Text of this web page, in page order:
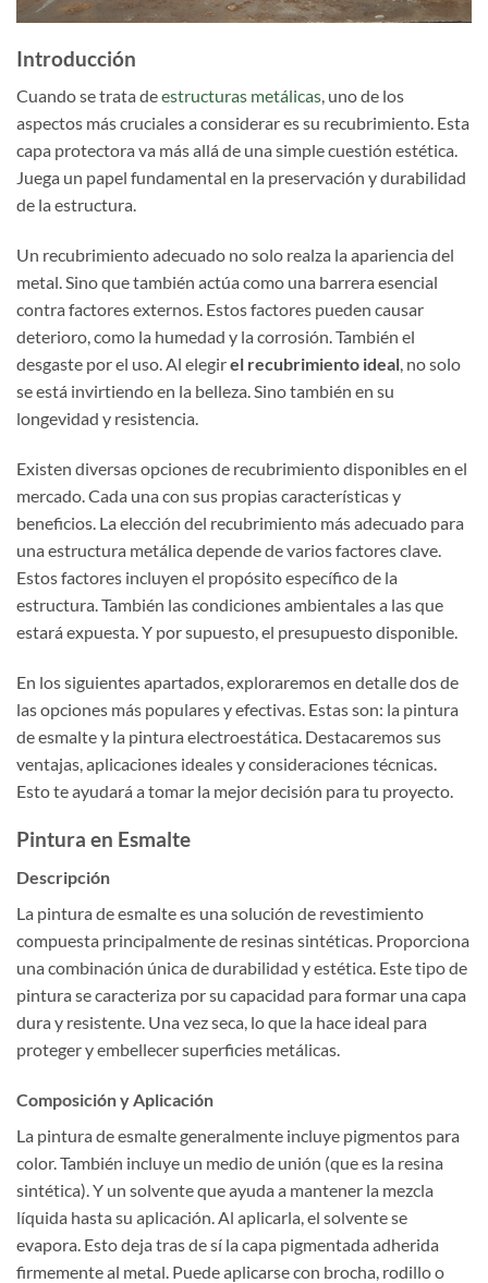
Introducción
Cuando se trata deestructuras metálicas, uno de los
aspectos más cruciales a considerar es su recubrimiento. Esta
capa protectora va más allá de una simple cuestión estética.
Juega un papel fundamental en la preservación y durabilidad
de la estructura.
Un recubrimiento adecuado no solo realza la apariencia del
metal. Sino que también actúa como una barrera esencial
contra factores externos. Estos factores pueden causar
deterioro, como la humedad y la corrosión. También el
desgaste por el uso. Al elegirel recubrimiento ideal, no solo
se está invirtiendo en la belleza. Sino también en su
longevidad y resistencia.
Existen diversas opciones de recubrimiento disponibles en el
mercado. Cada una con sus propias características y
beneficios. La elección del recubrimiento más adecuado para
una estructura metálica depende de varios factores clave.
Estos factores incluyen el propósito específico de la
estructura. También las condiciones ambientales a las que
estará expuesta. Y por supuesto, el presupuesto disponible.
En los siguientes apartados, exploraremos en detalle dos de
las opciones más populares y efectivas. Estas son: la pintura
de esmalte y la pintura electroestática. Destacaremos sus
ventajas, aplicaciones ideales y consideraciones técnicas.
Esto te ayudará a tomar la mejor decisión para tu proyecto.
Pintura en Esmalte
Descripción
La pintura de esmalte es una solución de revestimiento
compuesta principalmente de resinas sintéticas. Proporciona
una combinación única de durabilidad y estética. Este tipo de
pintura se caracteriza por su capacidad para formar una capa
dura y resistente. Una vez seca, lo que la hace ideal para
proteger y embellecer superficies metálicas.
Composición y Aplicación
La pintura de esmalte generalmente incluye pigmentos para
color. También incluye un medio de unión (que es la resina
sintética). Y un solvente que ayuda a mantener la mezcla
líquida hasta su aplicación. Al aplicarla, el solvente se
evapora. Esto deja tras de sí la capa pigmentada adherida
firmemente al metal. Puede aplicarse con brocha, rodillo o